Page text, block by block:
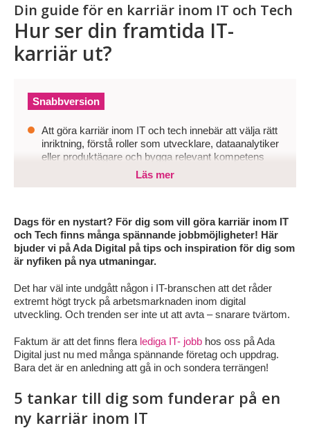
Din guide för en karriär inom IT och Tech
Hur ser din framtida IT-
karriär ut?
Snabbversion
Att göra karriär inom IT och tech innebär att välja rätt
inriktning, förstå roller som utvecklare, dataanalytiker
eller produktägare och bygga relevant kompetens
att missa rätt möjligheter tidigt i processen.
Genom att sätta mål, anpassa CV och profil, visa
projekt och våga söka även när du inte matchar alla
krav skapar du bättre förutsättningar att ta nästa steg.
Läs mer
Dags för en nystart? För dig som vill göra karriär inom IT
och Tech finns många spännande jobbmöjligheter! Här
bjuder vi på Ada Digital på tips och inspiration för dig som
är nyfiken på nya utmaningar.
Det har väl inte undgått någon i IT-branschen att det råder
extremt högt tryck på arbetsmarknaden inom digital
utveckling. Och trenden ser inte ut att avta – snarare tvärtom.
Faktum är att det finns flera lediga IT- jobb hos oss på Ada
Digital just nu med många spännande företag och uppdrag.
Bara det är en anledning att gå in och sondera terrängen!
5 tankar till dig som funderar på en
ny karriär inom IT